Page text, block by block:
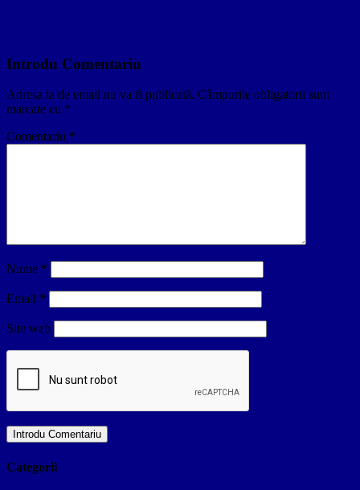
Introdu Comentariu
Adresa ta de email nu va fi publicată. Câmpurile obligatorii sunt
marcate cu *
Comentariu *
Nume *
Email *
Site web
Categorii